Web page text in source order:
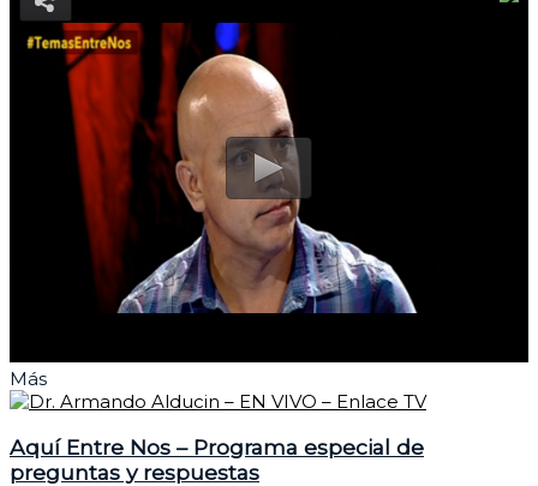
Más
Aquí Entre Nos – Programa especial de
preguntas y respuestas